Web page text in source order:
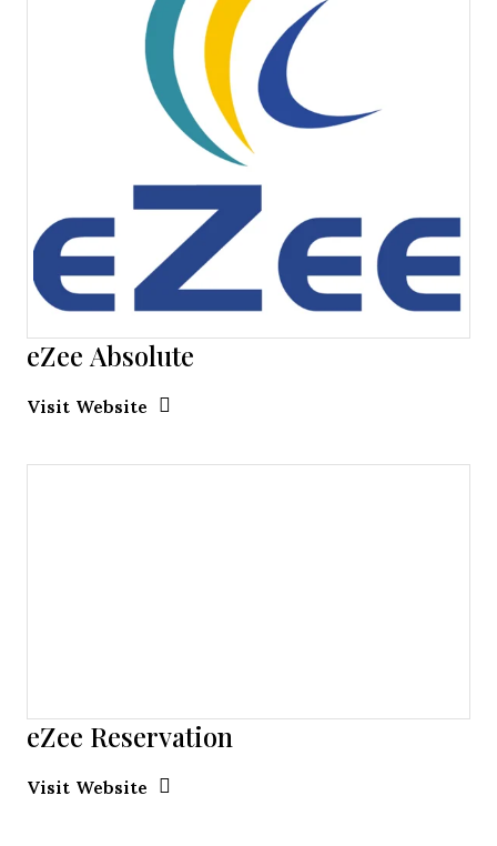
eZee Absolute
Visit Website Opens New Window
eZee Reservation
Visit Website Opens New Window